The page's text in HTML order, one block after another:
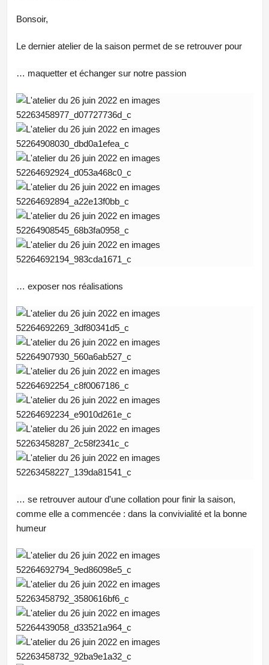
Bonsoir,
Le dernier atelier de la saison permet de se retrouver pour
… maquetter et échanger sur notre passion
… exposer nos réalisations
… se retrouver autour d'une collation pour finir la saison,
comme elle a commencée : dans la convivialité et la bonne
humeur